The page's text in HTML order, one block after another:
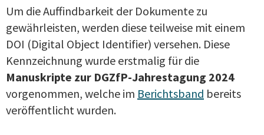
Um die Auffindbarkeit der Dokumente zu
gewährleisten, werden diese teilweise mit einem
DOI (Digital Object Identifier) versehen. Diese
Kennzeichnung wurde erstmalig für die
Manuskripte zur DGZfP-Jahrestagung 2024
vorgenommen, welche im Berichtsband bereits
veröffentlicht wurden.